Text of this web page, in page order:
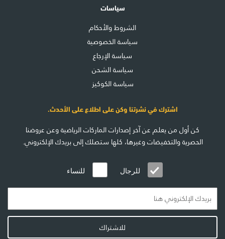
سياسات
الشروط والأحكام
سياسة الخصوصية
سياسة الإرجاع
سياسة الشحن
سياسة الكوكيز
اشترك في نشرتنا وكن على اطلاع على الأحدث.
كن أول من يعلم عن آخر إصدارات الماركات الرياضية وعن عروضنا
الحصرية والتخفيضات وغيرها، كلها ستصلك إلى بريدك الإلكتروني.
للرجال للنساء
للاشتراك